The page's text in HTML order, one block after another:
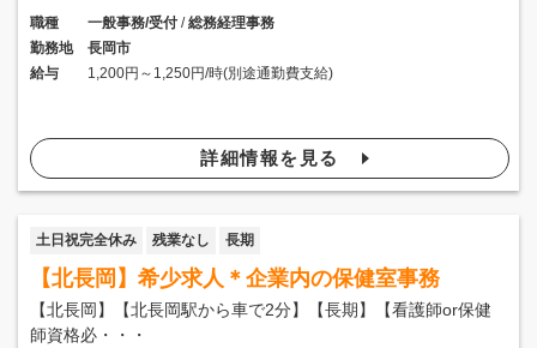
職種 一般事務/受付/総務経理事務
勤務地
長岡市
給与
1,200円～1,250円/時(別途通勤費支給)
詳細情報を見る
土日祝完全休み 残業なし 長期
【北長岡】希少求人＊企業内の保健室事務
【北長岡】【北長岡駅から車で2分】【長期】【看護師or保健
師資格必・・・